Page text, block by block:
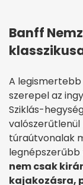
Banff
A legismertebb
szerepel az
Sziklás-
túraútvonalak
nem csak
kajakozásra,